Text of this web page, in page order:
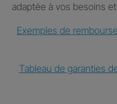
adaptée à vos besoins
Exemples de
Tableau de garanties